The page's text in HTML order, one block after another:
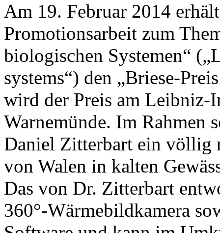
Am 19. Februar 2014
Promotionsarbeit zum
biologischen Systemen“
systems“) den „Briese-
wird der Preis am Leibniz-
Warnemünde. Im Rahmen
Daniel Zitterbart ein völlig
von Walen in kalten
Das von Dr. Zitterbart
360°-Wärmebildkamera